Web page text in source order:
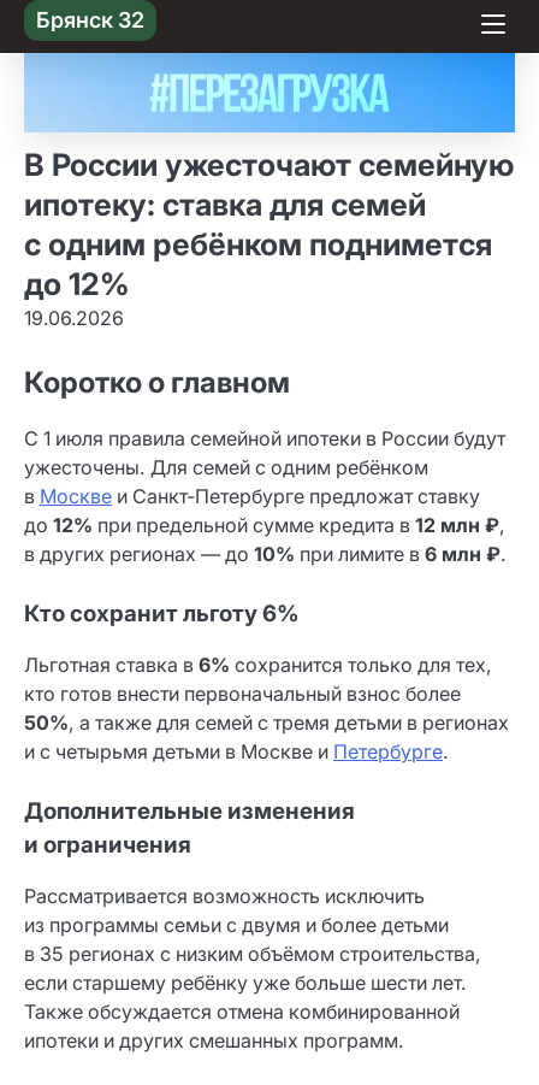
Skip
to content
Брянск 32
В России ужесточают семейную
ипотеку: ставка для семей
с одним ребёнком поднимется
до 12%
19.06.2026
Коротко о главном
С 1 июля правила семейной ипотеки в России будут
ужесточены. Для семей с одним ребёнком
в Москве и Санкт‑Петербурге предложат ставку
до 12% при предельной сумме кредита в 12 млн ₽,
в других регионах — до 10% при лимите в 6 млн ₽.
Кто сохранит льготу 6%
Льготная ставка в 6% сохранится только для тех,
кто готов внести первоначальный взнос более
50%, а также для семей с тремя детьми в регионах
и с четырьмя детьми в Москве и Петербурге.
Дополнительные изменения
и ограничения
Рассматривается возможность исключить
из программы семьи с двумя и более детьми
в 35 регионах с низким объёмом строительства,
если старшему ребёнку уже больше шести лет.
Также обсуждается отмена комбинированной
ипотеки и других смешанных программ.